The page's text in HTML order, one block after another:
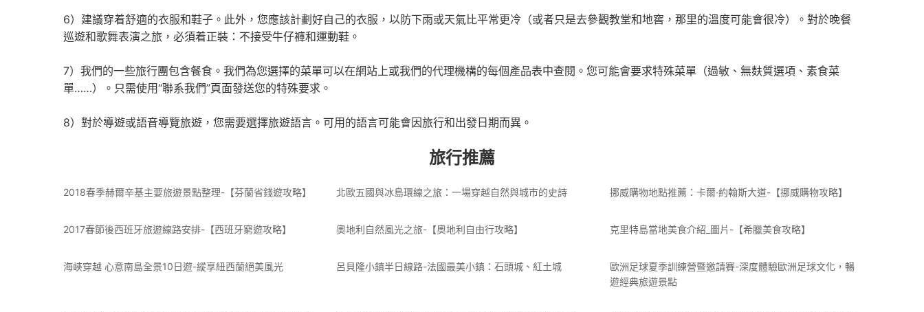
6）建議穿着舒適的衣服和鞋子。此外，您應該計劃好自己的衣服，以防下雨或天氣比平常更冷（或者只是去參觀教堂和地窖，那里的溫度可能會很冷）。對於晚餐
巡遊和歌舞表演之旅，必須着正裝：不接受牛仔褲和運動鞋。
7）我們的一些旅行團包含餐食。我們為您選擇的菜單可以在網站上或我們的代理機構的每個產品表中查閱。您可能會要求特殊菜單（過敏、無麸質選項、素食菜
單……）。只需使用“聯系我們”頁面發送您的特殊要求。
8）對於導遊或語音導覽旅遊，您需要選擇旅遊語言。可用的語言可能會因旅行和出發日期而異。
旅行推薦
2018春季赫爾辛基主要旅遊景點整理-【芬蘭省錢遊攻略】 北歐五國與冰島環線之旅：一場穿越自然與城市的史詩 挪威購物地點推薦：卡爾·約翰斯大道-【挪威購物攻略】
2017春節後西班牙旅遊線路安排-【西班牙窮遊攻略】 奧地利自然風光之旅-【奧地利自由行攻略】 克里特島當地美食介紹_圖片-【希臘美食攻略】
海峽穿越 心意南島全景10日遊-縱享紐西蘭絕美風光 呂貝隆小鎮半日線路-法國最美小鎮：石頭城、紅土城
歐洲足球夏季訓練營暨邀請賽-深度體驗歐洲足球文化，暢
遊經典旅遊景點